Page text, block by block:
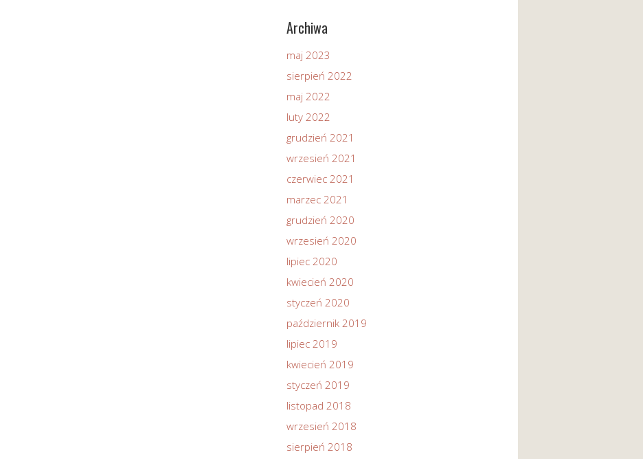
Archiwa
maj 2023
sierpień 2022
maj 2022
luty 2022
grudzień 2021
wrzesień 2021
czerwiec 2021
marzec 2021
grudzień 2020
wrzesień 2020
lipiec 2020
kwiecień 2020
styczeń 2020
październik 2019
lipiec 2019
kwiecień 2019
styczeń 2019
listopad 2018
wrzesień 2018
sierpień 2018